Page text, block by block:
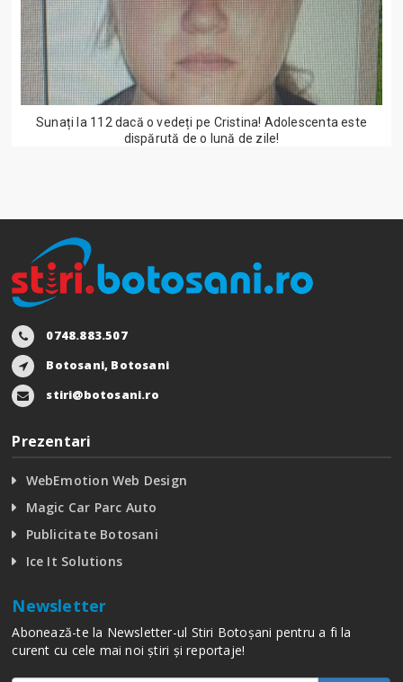
Sunați la 112 dacă o vedeți pe Cristina! Adolescenta este
dispărută de o lună de zile!
0748.883.507
Botosani, Botosani
stiri@botosani.ro
Prezentari
WebEmotion Web Design
Magic Car Parc Auto
Publicitate Botosani
Ice It Solutions
Newsletter
Abonează-te la Newsletter-ul Stiri Botoșani pentru a fi la
curent cu cele mai noi știri și reportaje!